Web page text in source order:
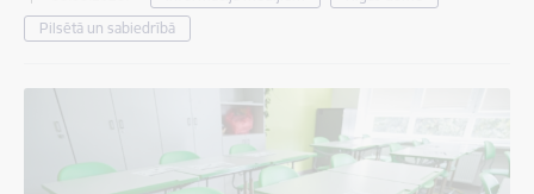
Pilsētā un sabiedrībā